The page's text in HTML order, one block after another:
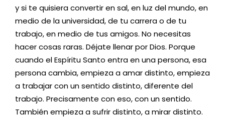
y si te quisiera convertir en sal, en luz del mundo, en
medio de la universidad, de tu carrera o de tu
trabajo, en medio de tus amigos. No necesitas
hacer cosas raras. Déjate llenar por Dios. Porque
cuando el Espíritu Santo entra en una persona, esa
persona cambia, empieza a amar distinto, empieza
a trabajar con un sentido distinto, diferente del
trabajo. Precisamente con eso, con un sentido.
También empieza a sufrir distinto, a mirar distinto.